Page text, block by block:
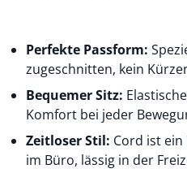
Perfekte Passform:
zugeschnitten, kein
Bequemer Sitz:
Komfort bei jeder
Zeitloser Stil: Cord ist ein
im Büro, lässig in der